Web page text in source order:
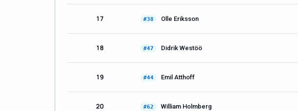
17 #38 Olle Eriksson
18 #47 Didrik Westöö
19 #44 Emil Atthoff
20 #62 William Holmberg